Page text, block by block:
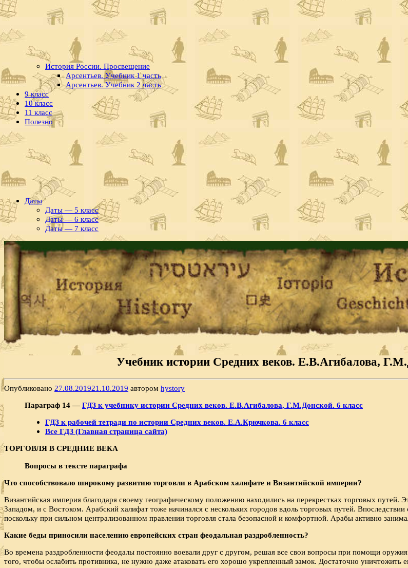
История России. Просвещение
Арсентьев. Учебник 1 часть
Арсентьев. Учебник 2 часть
9 класс
10 класс
11 класс
Полезно
Даты
Даты — 5 класс
Даты — 6 класс
Даты — 7 класс
Учебник истории Средних веков. Е.В.Агибалова,
Опубликовано 27.08.201921.10.2019 автором hystory
Параграф 14 —ГДЗ к учебнику истории Средних веков. Е.В.Агибалова, Г.М.Донской. 6 класс
ГДЗ к рабочей тетради по истории Средних веков. Е.А.Крючкова. 6 класс
Все ГДЗ (Главная страница сайта)
ТОРГОВЛЯ В СРЕДНИЕ ВЕКА
Вопросы в тексте параграфа
Что способствовало широкому развитию торговли в Арабском халифате и Византийской империи?
Византийская империя благодаря своему географическому положению находились на перекрестках торговых путей.
Западом, и с Востоком. Арабский халифат тоже начинался с нескольких городов вдоль торговых путей.
поскольку при сильном централизованном правлении торговля стала безопасной и комфортной. Арабы активно
Какие беды приносили населению европейских стран феодальная раздробленность?
Во времена раздробленности феодалы постоянно воевали друг с другом, решая все свои вопросы при помощи
того, чтобы ослабить противника, не нужно даже атаковать его хорошо укрепленный замок. Достаточно уничтожить